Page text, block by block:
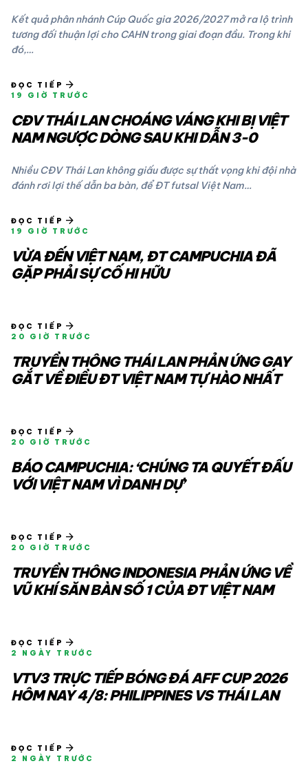
Kết quả phân nhánh Cúp Quốc gia 2026/2027 mở ra lộ trình
tương đối thuận lợi cho CAHN trong giai đoạn đầu. Trong khi
đó,…
ĐỌC TIẾP arrow_forward
19 GIỜ TRƯỚC
CĐV THÁI LAN CHOÁNG VÁNG KHI BỊ VIỆT
NAM NGƯỢC DÒNG SAU KHI DẪN 3-0
Nhiều CĐV Thái Lan không giấu được sự thất vọng khi đội nhà
đánh rơi lợi thế dẫn ba bàn, để ĐT futsal Việt Nam…
ĐỌC TIẾP arrow_forward
19 GIỜ TRƯỚC
VỪA ĐẾN VIỆT NAM, ĐT CAMPUCHIA ĐÃ
GẶP PHẢI SỰ CỐ HI HỮU
ĐỌC TIẾP arrow_forward
20 GIỜ TRƯỚC
TRUYỀN THÔNG THÁI LAN PHẢN ỨNG GAY
GẮT VỀ ĐIỀU ĐT VIỆT NAM TỰ HÀO NHẤT
ĐỌC TIẾP arrow_forward
20 GIỜ TRƯỚC
BÁO CAMPUCHIA: ‘CHÚNG TA QUYẾT ĐẤU
VỚI VIỆT NAM VÌ DANH DỰ’
ĐỌC TIẾP arrow_forward
20 GIỜ TRƯỚC
TRUYỀN THÔNG INDONESIA PHẢN ỨNG VỀ
VŨ KHÍ SĂN BÀN SỐ 1 CỦA ĐT VIỆT NAM
ĐỌC TIẾP arrow_forward
2 NGÀY TRƯỚC
VTV3 TRỰC TIẾP BÓNG ĐÁ AFF CUP 2026
HÔM NAY 4/8: PHILIPPINES VS THÁI LAN
ĐỌC TIẾP arrow_forward
2 NGÀY TRƯỚC